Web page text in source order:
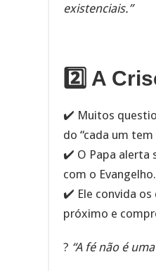
existenciais.”
2️⃣ A
✔️ Muitos
do “cada um tem
✔️ O Papa alerta
com o Evangelho.
✔️ Ele convida os
próximo e
? “A fé não é